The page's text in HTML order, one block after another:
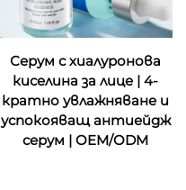
Серум с хиалуронова
киселина за лице | 4-
кратно увлажняване и
успокояващ антиейдж
серум | OEM/ODM